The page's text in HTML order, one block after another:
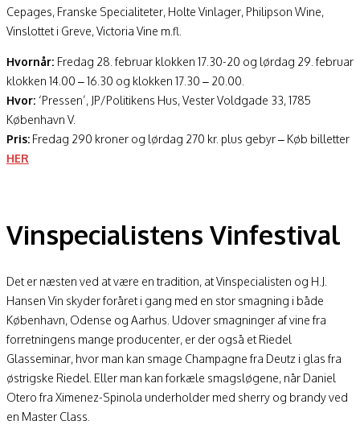
Cepages, Franske Specialiteter, Holte Vinlager, Philipson Wine,
Vinslottet i Greve, Victoria Vine m.fl.
Hvornår: Fredag 28. februar klokken 17.30-20 og lørdag 29. februar
klokken 14.00 – 16.30 og klokken 17.30 – 20.00.
Hvor: ‘Pressen’, JP/Politikens Hus, Vester Voldgade 33, 1785
København V.
Pris: Fredag 290 kroner og lørdag 270 kr. plus gebyr – Køb billetter
HER
Vinspecialistens Vinfestival
Det er næsten ved at være en tradition, at Vinspecialisten og H.J.
Hansen Vin skyder foråret i gang med en stor smagning i både
København, Odense og Aarhus. Udover smagninger af vine fra
forretningens mange producenter, er der også et Riedel
Glasseminar, hvor man kan smage Champagne fra Deutz i glas fra
østrigske Riedel. Eller man kan forkæle smagsløgene, når Daniel
Otero fra Ximenez-Spinola underholder med sherry og brandy ved
en Master Class.